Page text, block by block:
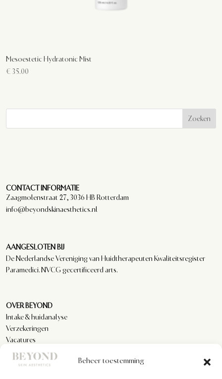
Beheer toestemming
Mesoestetic Hydratonic Mist
€ 35.00
Zoeken
CONTACT INFORMATIE
Zaagmolenstraat 27, 3036 HB Rotterdam
info@beyondskinaesthetics.nl
AANGESLOTEN BIJ
De Nederlandse Vereniging van Huidtherapeuten Kwaliteitsregister
Paramedici. NVCG gecertificeerd arts.
OVER BEYOND
Intake & huidanalyse
Verzekeringen
Vacatures
Reviews